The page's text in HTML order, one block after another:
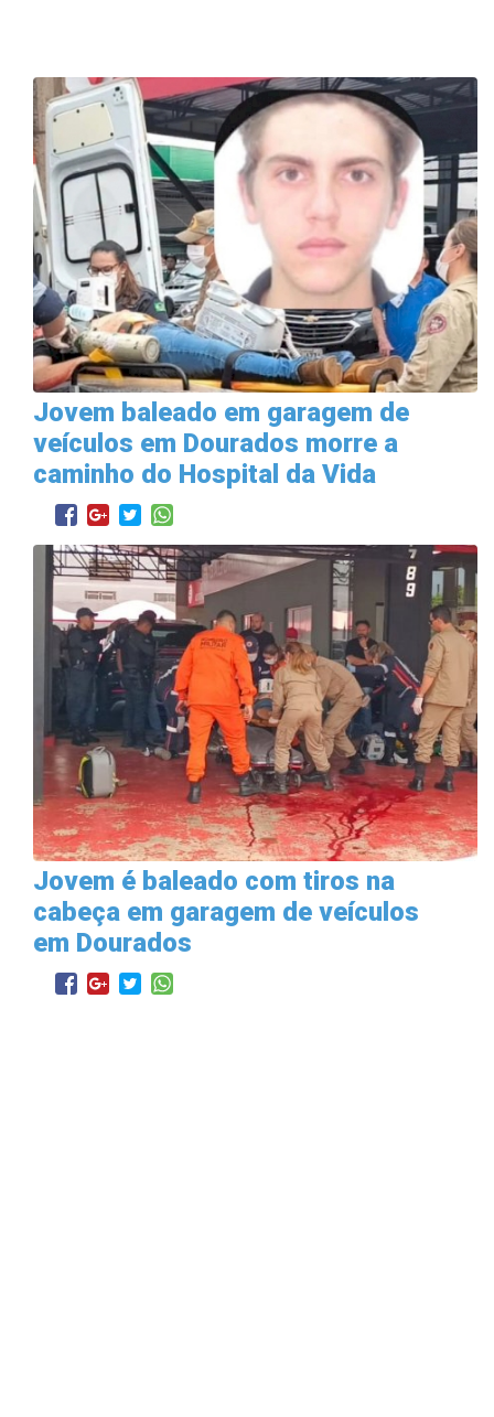
Jovem baleado em garagem de
veículos em Dourados morre a
caminho do Hospital da Vida
Jovem é baleado com tiros na
cabeça em garagem de veículos
em Dourados